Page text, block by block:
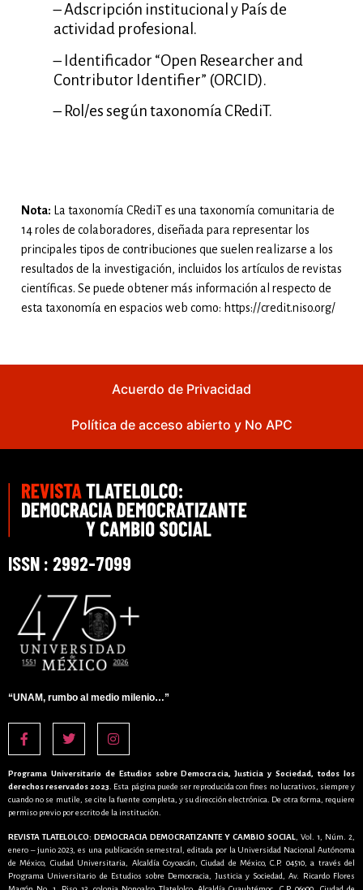
– Adscripción institucional y País de
actividad profesional.
– Identificador “Open Researcher and
Contributor Identifier” (ORCID).
– Rol/es según taxonomía CRediT.
Nota: La taxonomía CRediT es una taxonomía comunitaria de
14 roles de colaboradores, diseñada para representar los
principales tipos de contribuciones que suelen realizarse a los
resultados de la investigación, incluidos los artículos de revistas
científicas. Se puede obtener más información al respecto de
esta taxonomía en espacios web como: https://credit.niso.org/
Acuerdo de Privacidad
Política de acceso abierto y No APC
ISSN : 2992-7099
“UNAM, rumbo al medio milenio…”
Programa Universitario de Estudios sobre Democracia, Justicia y Sociedad, todos los
derechos reservados 2023
. Esta página puede ser reproducida con fines no lucrativos, siempre y
cuando no se mutile, se cite la fuente completa, y su dirección electrónica. De otra forma, requiere
permiso previo por escrito de la institución.
REVISTA TLATELOLCO: DEMOCRACIA DEMOCRATIZANTE Y CAMBIO SOCIAL, Vol. 1, Núm. 2,
enero – junio 2023, es una publicación semestral, editada por la Universidad Nacional Autónoma
de México, Ciudad Universitaria, Alcaldía Coyoacán, Ciudad de México, C.P. 04510, a través del
Programa Universitario de Estudios sobre Democracia, Justicia y Sociedad, Av. Ricardo Flores